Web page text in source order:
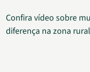
Confira vídeo sobre
diferença na zona